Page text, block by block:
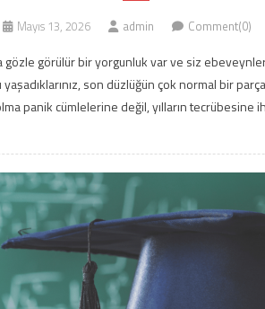
Mayıs 13, 2026 admin Comment(0)
görülür bir yorgunluk var ve siz
son düzlüğün çok normal bir
panik cümlelerine değil, yılların tecrübesine